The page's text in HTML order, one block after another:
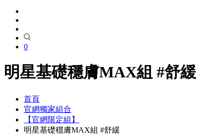
0
明星基礎穩膚MAX組 #舒緩
首頁
官網獨家組合
【官網限定組】
明星基礎穩膚MAX組 #舒緩